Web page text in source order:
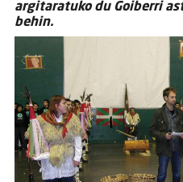
argitaratuko du Goiberri
behin.